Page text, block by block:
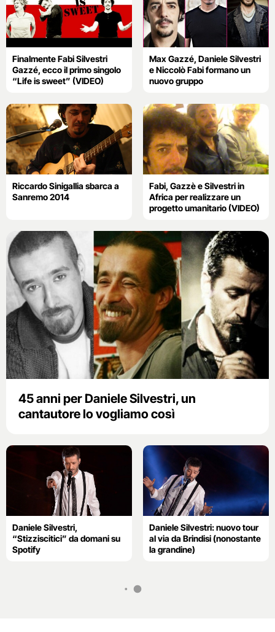
Finalmente Fabi Silvestri
Gazzé, ecco il primo singolo
“Life is sweet” (VIDEO)
Max Gazzé, Daniele Silvestri
e Niccolò Fabi formano un
nuovo gruppo
Riccardo Sinigallia sbarca a
Sanremo 2014
Fabi, Gazzè e Silvestri in
Africa per realizzare un
progetto umanitario (VIDEO)
45 anni per Daniele Silvestri, un
cantautore lo vogliamo così
Daniele Silvestri,
“Stizziscitici” da domani su
Spotify
Daniele Silvestri: nuovo tour
al via da Brindisi (nonostante
la grandine)